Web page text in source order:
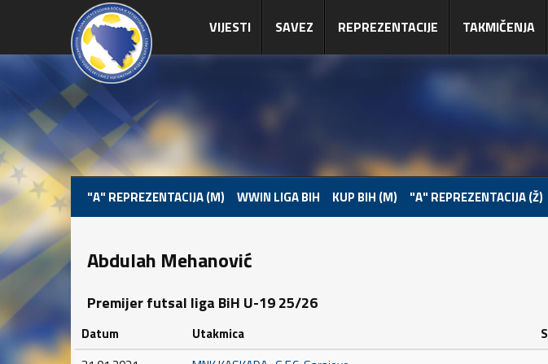
VIJESTI SAVEZ REPREZENTACIJE TAKMIČENJA
"A" REPREZENTACIJA (M) WWIN LIGA BIH KUP BIH (M) "A" REPREZENTACIJA (Ž)
Abdulah Mehanović
Premijer futsal liga BiH U-19 25/26
Datum Utakmica S